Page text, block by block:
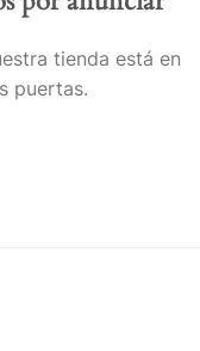
tienda está en
puertas.